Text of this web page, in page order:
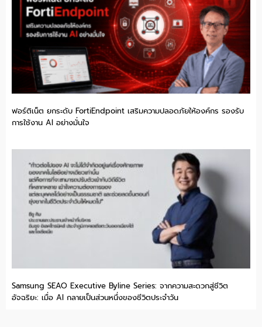
ฟอร์ติเน็ต ยกระดับ FortiEndpoint เสริมความปลอดภัยให้องค์กร รองรับ
การใช้งาน AI อย่างมั่นใจ
Samsung SEAO Executive Byline Series: จากความสะดวกสู่ชีวิต
อัจฉริยะ: เมื่อ AI กลายเป็นส่วนหนึ่งของชีวิตประจำวัน